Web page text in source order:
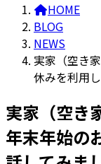
HOME
BLOG
NEWS
実家（空き
休みを利用
実家（空き
年末年始の